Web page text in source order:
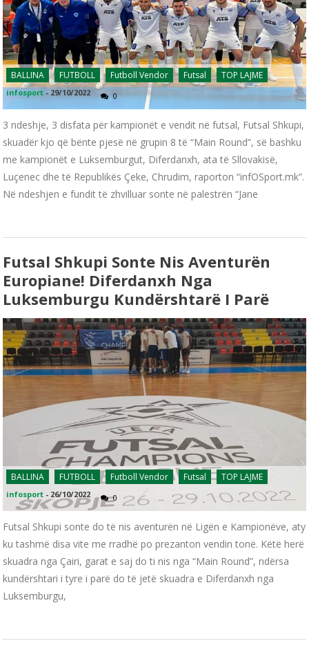
BALLINA FUTBOLL Futboll Vendor Futsal TOP LAJME
infosport - 29/10/2022 0
3 ndeshje, 3 disfata për kampionët e vendit në futsal, Futsal Shkupi,
skuadër kjo që bënte pjesë në grupin 8 të “Main Round”, së bashku
me kampionët e Luksemburgut, Diferdanxh, ata të Sllovakisë,
Luçenec dhe të Republikës Çeke, Chrudim, raporton “infOSport.mk”.
Në ndeshjen e fundit të zhvilluar sonte në palestrën “Jane
Futsal Shkupi Sonte Nis Aventurën
Europiane! Diferdanxh Nga
Luksemburgu Kundërshtarë I Parë
BALLINA FUTBOLL Futboll Vendor Futsal TOP LAJME
infosport - 26/10/2022 0
Futsal Shkupi sonte do të nis aventurën në Ligën e Kampionëve, aty
ku tashmë disa vite me rradhë po prezanton vendin tonë. Këtë herë
skuadra nga Çairi, garat e saj do ti nis nga “Main Round”, ndërsa
kundërshtari i tyre i parë do të jetë skuadra e Diferdanxh nga
Luksemburgu,